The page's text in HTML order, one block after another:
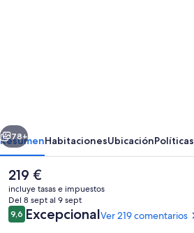
Siguiente
78+
ResumenHabitacionesUbicaciónPolíticas
El
precio
actual
es
de
219 €
incluye tasas e impuestos
Del 8 sept al 9 sept
Comentarios
9,69,6 de 10
ExcepcionalVer 219 comentarios